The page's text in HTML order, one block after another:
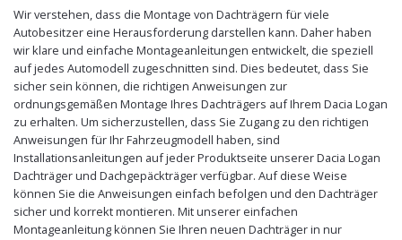
Wir verstehen, dass die Montage von Dachträgern für viele
Autobesitzer eine Herausforderung darstellen kann. Daher haben
wir klare und einfache Montageanleitungen entwickelt, die speziell
auf jedes Automodell zugeschnitten sind. Dies bedeutet, dass Sie
sicher sein können, die richtigen Anweisungen zur
ordnungsgemäßen Montage Ihres Dachträgers auf Ihrem Dacia Logan
zu erhalten. Um sicherzustellen, dass Sie Zugang zu den richtigen
Anweisungen für Ihr Fahrzeugmodell haben, sind
Installationsanleitungen auf jeder Produktseite unserer Dacia Logan
Dachträger und Dachgepäckträger verfügbar. Auf diese Weise
können Sie die Anweisungen einfach befolgen und den Dachträger
sicher und korrekt montieren. Mit unserer einfachen
Montageanleitung können Sie Ihren neuen Dachträger in nur